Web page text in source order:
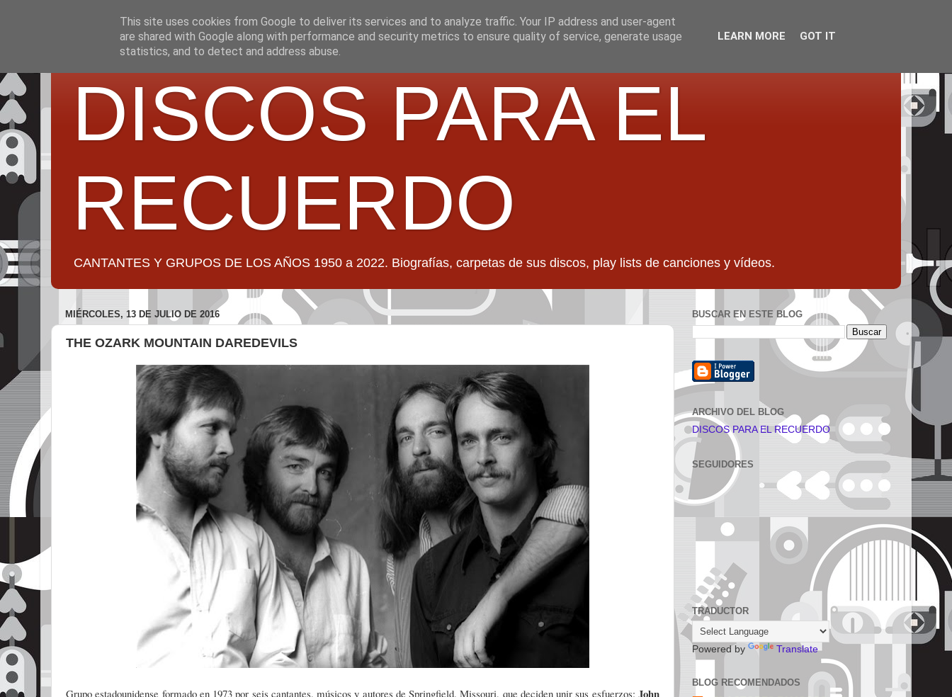
DISCOS PARA EL
RECUERDO
CANTANTES Y GRUPOS DE LOS AÑOS 1950 a 2022. Biografías, carpetas de sus discos, play lists de canciones y vídeos.
MIÉRCOLES, 13 DE JULIO DE 2016
THE OZARK MOUNTAIN DAREDEVILS
Grupo estadounidense formado en 1973 por seis cantantes, músicos y autores de Springfield, Missouri, que deciden unir sus esfuerzos: John
BUSCAR EN ESTE BLOG
ARCHIVO DEL BLOG
DISCOS PARA EL RECUERDO
SEGUIDORES
TRADUCTOR
Powered by Translate
BLOG RECOMENDADOS
This site uses cookies from Google to deliver its services and to analyze traffic. Your IP address and user-agent
are shared with Google along with performance and security metrics to ensure quality of service, generate usage
statistics, and to detect and address abuse.
LEARN MORE GOT IT